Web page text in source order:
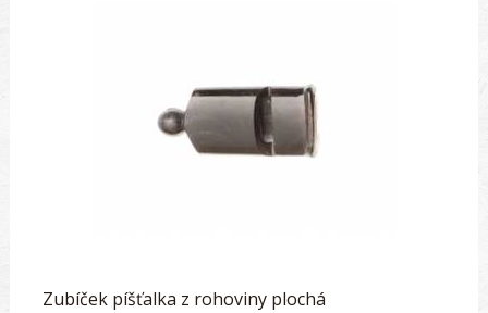
Zubíček píšťalka z rohoviny plochá